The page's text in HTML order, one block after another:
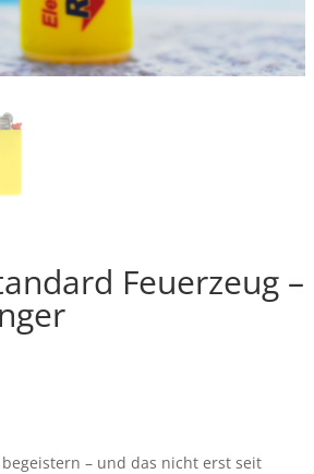
Feuerzeug –
– und das nicht erst seit